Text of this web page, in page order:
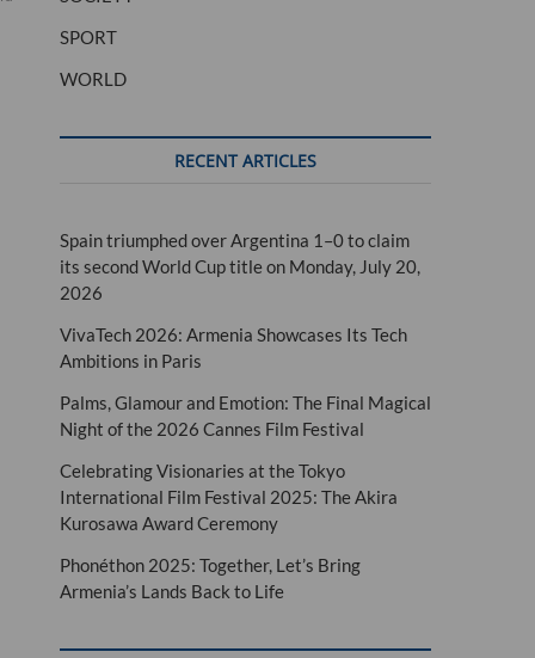
SPORT
WORLD
RECENT ARTICLES
Spain triumphed over Argentina 1–0 to claim
its second World Cup title on Monday, July 20,
2026
VivaTech 2026: Armenia Showcases Its Tech
Ambitions in Paris
Palms, Glamour and Emotion: The Final Magical
Night of the 2026 Cannes Film Festival
Celebrating Visionaries at the Tokyo
International Film Festival 2025: The Akira
Kurosawa Award Ceremony
Phonéthon 2025: Together, Let’s Bring
Armenia’s Lands Back to Life